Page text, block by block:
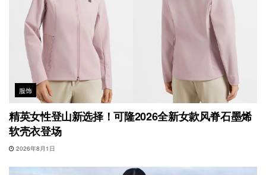
服饰
精英女性登山新选择！可隆2026全新女款风脊石墨烯
软壳衣登场
2026年8月1日